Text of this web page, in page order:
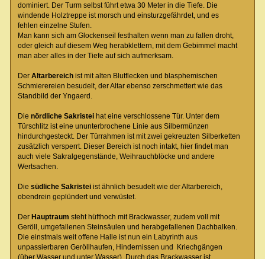
dominiert. Der Turm selbst führt etwa 30 Meter in die Tiefe. Die
windende Holztreppe ist morsch und einsturzgefährdet, und es
fehlen einzelne Stufen.
Man kann sich am Glockenseil festhalten wenn man zu fallen droht,
oder gleich auf diesem Weg herabklettern, mit dem Gebimmel macht
man aber alles in der Tiefe auf sich aufmerksam.
Der Altarbereichist mit alten Blutflecken und blasphemischen
Schmierereien besudelt, der Altar ebenso zerschmettert wie das
Standbild der Yngaerd.
Die nördliche Sakristeihat eine verschlossene Tür. Unter dem
Türschlitz ist eine ununterbrochene Linie aus Silbermünzen
hindurchgesteckt. Der Türrahmen ist mit zwei gekreuzten Silberketten
zusätzlich versperrt. Dieser Bereich ist noch intakt, hier findet man
auch viele Sakralgegenstände, Weihrauchblöcke und andere
Wertsachen.
Die südliche Sakristeiist ähnlich besudelt wie der Altarbereich,
obendrein geplündert und verwüstet.
Der Hauptraum steht hüfthoch mit Brackwasser, zudem voll mit
Geröll, umgefallenen Steinsäulen und herabgefallenen Dachbalken.
Die einstmals weit offene Halle ist nun ein Labyrinth aus
unpassierbaren Geröllhaufen, Hindernissen und Kriechgängen
(über Wasser und unter Wasser). Durch das Brackwasser ist